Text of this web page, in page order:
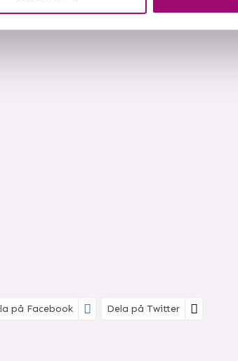
på Facebook Dela på Twitter